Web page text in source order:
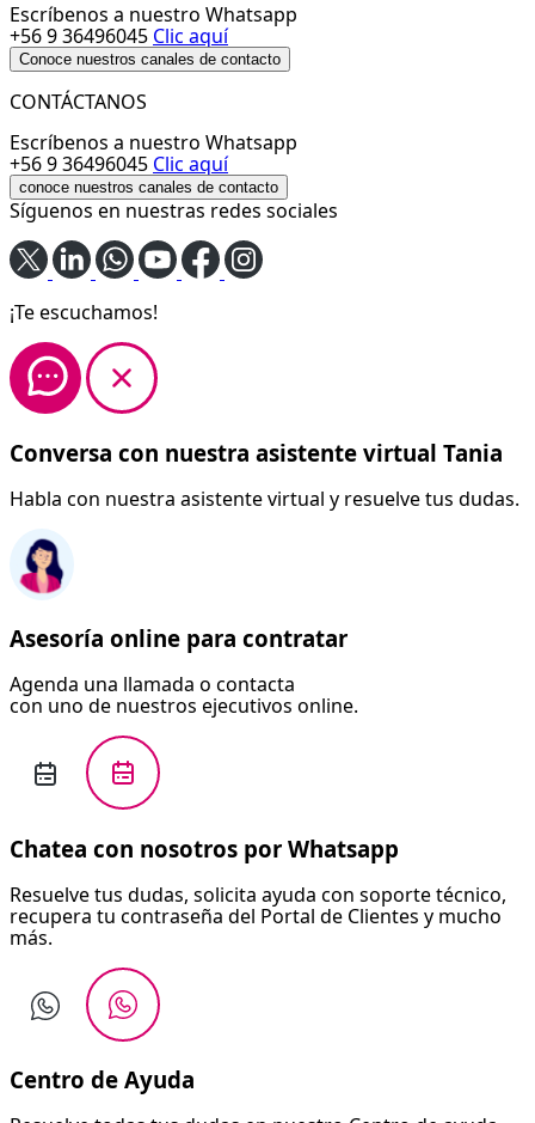
Escríbenos a nuestro Whatsapp
+56 9 36496045 Clic aquí
Conoce nuestros canales de contacto
CONTÁCTANOS
Escríbenos a nuestro Whatsapp
+56 9 36496045 Clic aquí
conoce nuestros canales de contacto
Síguenos en nuestras redes sociales
¡Te escuchamos!
Conversa con nuestra asistente virtual Tania
Habla con nuestra asistente virtual y resuelve tus dudas.
Asesoría online para contratar
Agenda una llamada o contacta
con uno de nuestros ejecutivos online.
Chatea con nosotros por Whatsapp
Resuelve tus dudas, solicita ayuda con soporte técnico,
recupera tu contraseña del Portal de Clientes y mucho
más.
Centro de Ayuda